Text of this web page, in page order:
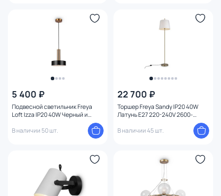
5 400 ₽
Подвесной светильник Freya
Loft Izza IP20 40W Черный и
В наличии 50 шт.
22 700 ₽
Торшер Freya Sandy IP20 40W
Латунь E27 220-240V 2600-
В наличии 45 шт.